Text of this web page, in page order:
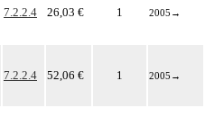
7.2.2.4 26,03 € 1 2005 →
7.2.2.4 52,06 € 1 2005 →